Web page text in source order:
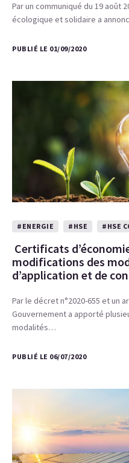
Par un communiqué du 19 août
écologique et solidaire a
PUBLIÉ LE 01/09/2020
#ENERGIE #HSE #HSE
Certificats
modifications des
d’application et de
Par le décret n°2020-655 et un
Gouvernement a apporté
modalités…
PUBLIÉ LE 06/07/2020